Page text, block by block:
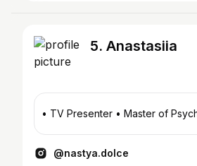
5. Anastasiia
@nastya.dolce